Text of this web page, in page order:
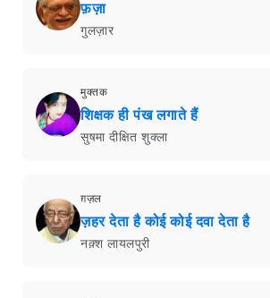
फ़ज़ा
गुलज़ार
मुक्तक
शिक्षक ही पंख लगाते हैं
सुषमा दीक्षित शुक्ला
ग़ज़ल
ज़हर देता है कोई कोई दवा देता है
नक़्श लायलपुरी